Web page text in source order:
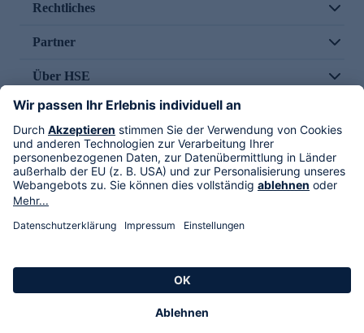
Rechtliches
Partner
Über HSE
Im TV
HSE International